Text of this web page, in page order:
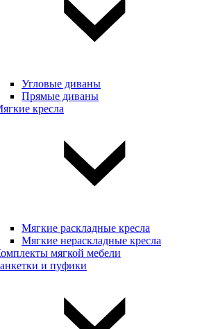
Угловые диваны
Прямые диваны
кресла
Мягкие раскладные кресла
Мягкие нераскладные кресла
мягкой мебели
и пуфики